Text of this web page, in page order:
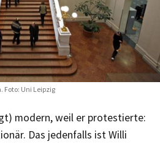
Foto: Uni Leipzig
modern, weil er protestierte:
Das jedenfalls ist Willi